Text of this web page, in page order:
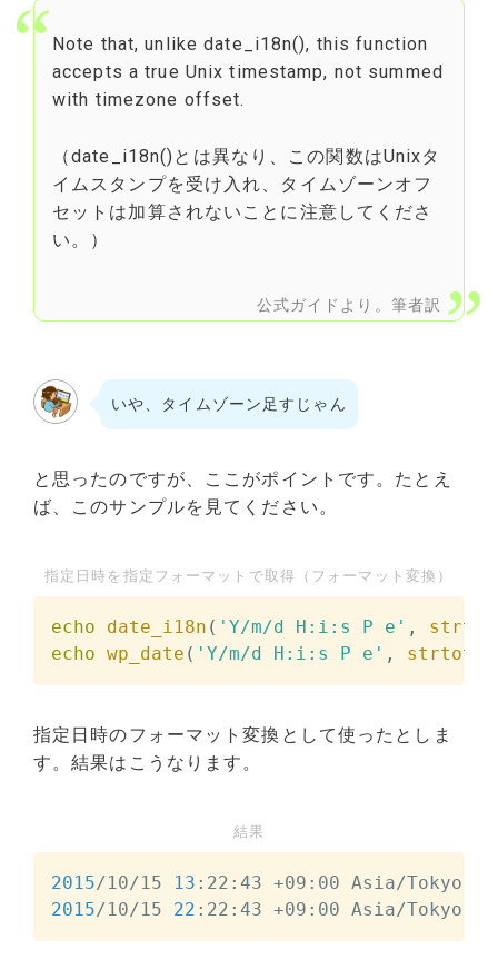
Note that, unlike date_i18n(), this function
accepts a true Unix timestamp, not summed
with timezone offset.
（date_i18n()とは異なり、この関数はUnixタ
イムスタンプを受け入れ、タイムゾーンオフ
セットは加算されないことに注意してくださ
い。）
公式ガイドより。筆者訳
いや、タイムゾーン足すじゃん
と思ったのですが、ここがポイントです。たとえ
ば、このサンプルを見てください。
指定日時を指定フォーマットで取得（フォーマット変換）
echo date_i18n ( 'Y/m/d H:i:s P e' ,
echo wp_date ( 'Y/m/d H:i:s P e' ,
指定日時のフォーマット変換として使ったとしま
す。結果はこうなります。
結果
2015/10/15 13
2015/10/15 22 :22:43 +09:00 Asia/Tokyo